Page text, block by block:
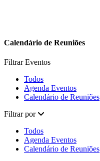
Calendário de Reuniões
Filtrar Eventos
Todos
Agenda Eventos
Calendário de Reuniões
Filtrar por
Todos
Agenda Eventos
Calendário de Reuniões